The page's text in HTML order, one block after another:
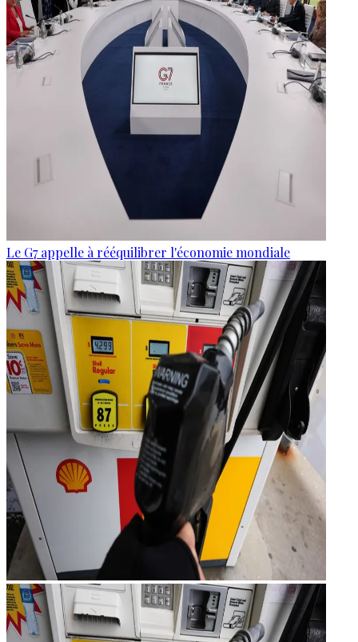
Le G7 appelle à rééquilibrer l'économie mondiale